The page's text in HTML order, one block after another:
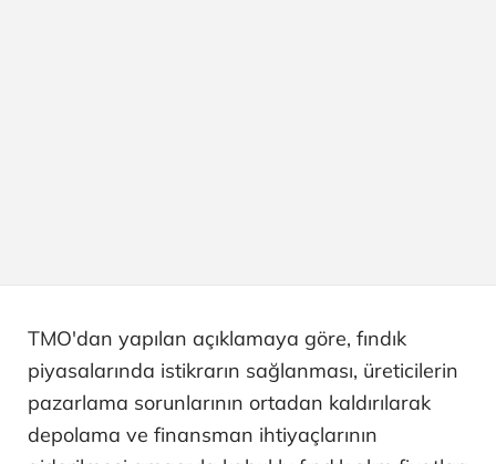
TMO'dan yapılan açıklamaya göre, fındık
piyasalarında istikrarın sağlanması, üreticilerin
pazarlama sorunlarının ortadan kaldırılarak
depolama ve finansman ihtiyaçlarının